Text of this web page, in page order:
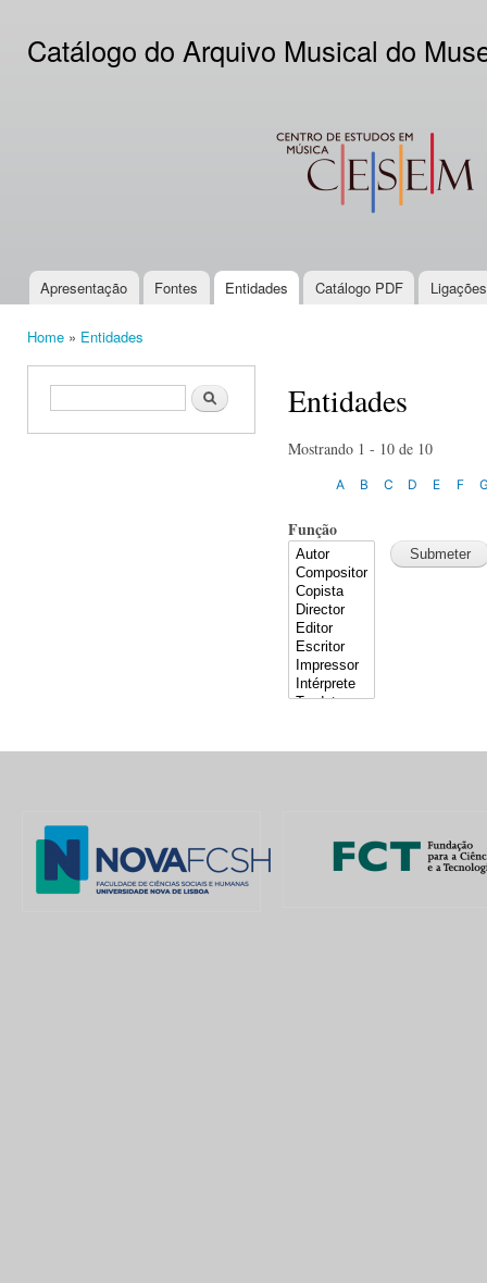
Catálogo do Arquivo Musical do
CESEM
Main menu
Apresentação Fontes Entidades Catálogo PDF
Home » Entidades
Search form Search Entidades
Mostrando 1 - 10 de 10
A B C D E F
Função